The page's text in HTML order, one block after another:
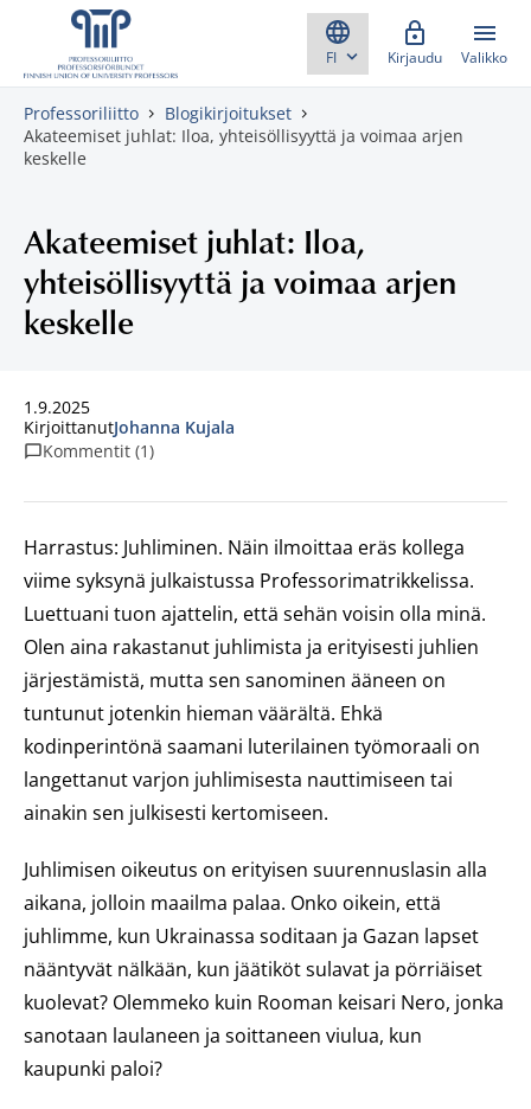
Skippaa sisältö
Kirjaudu Valikko
Professoriliitto
Blogikirjoitukset
Akateemiset juhlat: Iloa, yhteisöllisyyttä ja voimaa arjen
keskelle
Akateemiset juhlat: Iloa,
yhteisöllisyyttä ja voimaa arjen
keskelle
1.9.2025
KirjoittanutJohanna Kujala
Kommentit (1)
Harrastus: Juhliminen. Näin ilmoittaa eräs kollega
viime syksynä julkaistussa Professorimatrikkelissa.
Luettuani tuon ajattelin, että sehän voisin olla minä.
Olen aina rakastanut juhlimista ja erityisesti juhlien
järjestämistä, mutta sen sanominen ääneen on
tuntunut jotenkin hieman väärältä. Ehkä
kodinperintönä saamani luterilainen työmoraali on
langettanut varjon juhlimisesta nauttimiseen tai
ainakin sen julkisesti kertomiseen.
Juhlimisen oikeutus on erityisen suurennuslasin alla
aikana, jolloin maailma palaa. Onko oikein, että
juhlimme, kun Ukrainassa soditaan ja Gazan lapset
nääntyvät nälkään, kun jäätiköt sulavat ja pörriäiset
kuolevat? Olemmeko kuin Rooman keisari Nero, jonka
sanotaan laulaneen ja soittaneen viulua, kun
kaupunki paloi?